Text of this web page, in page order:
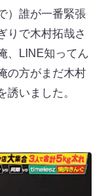
）誰が一番緊張
りで木村拓哉さ
、LINE知ってん
の方がまだ木村
誘いました。